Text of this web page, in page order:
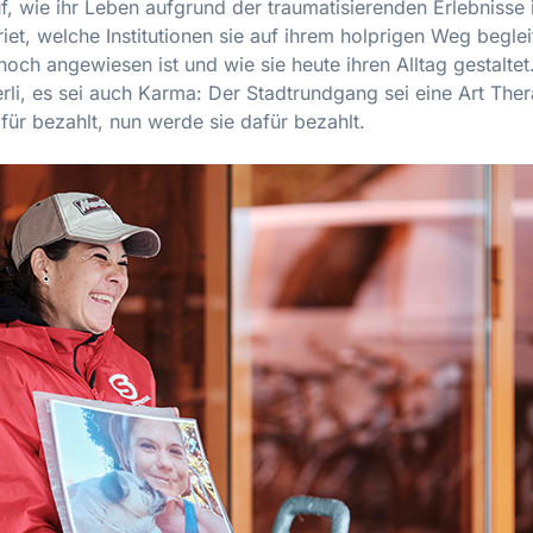
wie ihr Leben aufgrund der traumatisierenden Erlebnisse
welche Institutionen sie auf ihrem holprigen Weg
angewiesen ist und wie sie heute ihren Alltag
es sei auch Karma: Der Stadtrundgang sei eine Art
bezahlt, nun werde sie dafür bezahlt.